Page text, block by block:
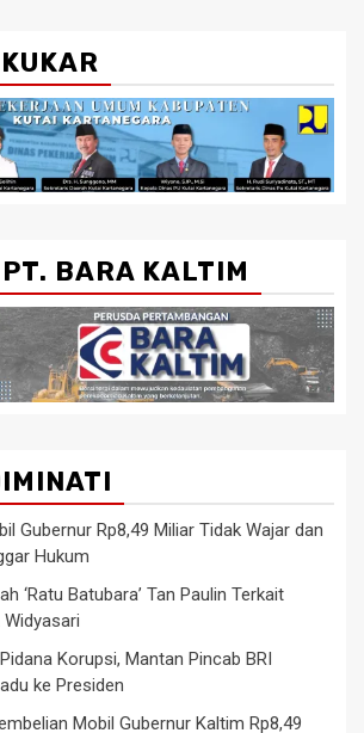
BARA KALTIM
Gubernur Rp8,49 Miliar Tidak Wajar dan
Hukum
‘Ratu Batubara’ Tan Paulin Terkait
Widyasari
Korupsi, Mantan Pincab BRI
ke Presiden
Mobil Gubernur Kaltim Rp8,49